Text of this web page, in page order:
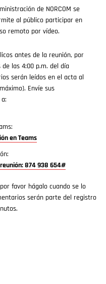
de NORCOM se
al público participar en
remoto por vídeo.
antes de la reunión, por
las 4:00 p.m. del día
serán leídos en el acta al
Envíe sus
en Teams
874 938 654#
favor hágalo cuando se lo
serán parte del registro